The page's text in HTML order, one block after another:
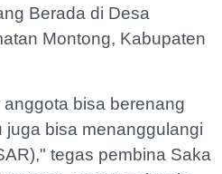
Berada di Desa
Montong, Kabupaten
bisa berenang
juga bisa menanggulangi
tegas pembina Saka